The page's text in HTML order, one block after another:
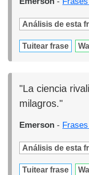
Análisis de esta
Tuitear frase
"La ciencia
milagros."
Emerson -
Análisis de esta
Tuitear frase